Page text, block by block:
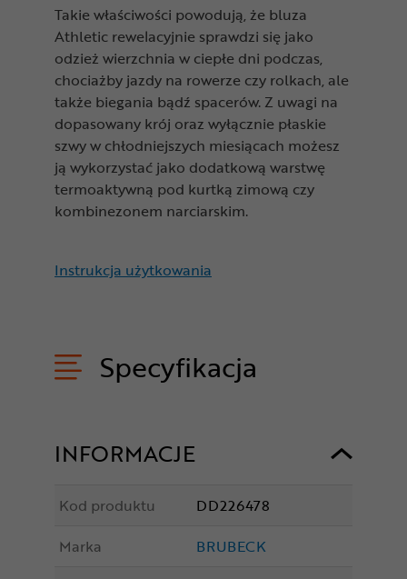
Takie właściwości powodują, że bluza
Athletic rewelacyjnie sprawdzi się jako
odzież wierzchnia w ciepłe dni podczas,
chociażby jazdy na rowerze czy rolkach, ale
także biegania bądź spacerów. Z uwagi na
dopasowany krój oraz wyłącznie płaskie
szwy w chłodniejszych miesiącach możesz
ją wykorzystać jako dodatkową warstwę
termoaktywną pod kurtką zimową czy
kombinezonem narciarskim.
Instrukcja użytkowania
Specyfikacja
INFORMACJE
Kod produktu
DD226478
Marka
BRUBECK